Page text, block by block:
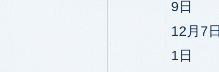
9日
12月7
1日